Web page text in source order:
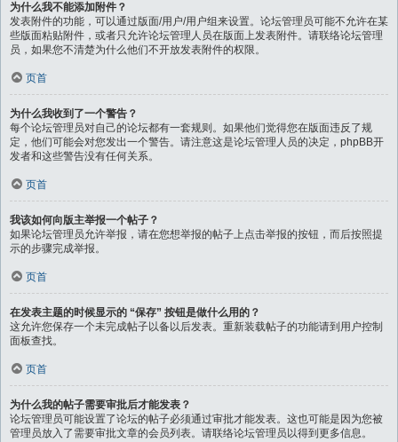
为什么我不能添加附件？
发表附件的功能，可以通过版面/用户/用户组来设置。论坛管理员可能不允许在某
些版面粘贴附件，或者只允许论坛管理人员在版面上发表附件。请联络论坛管理
员，如果您不清楚为什么他们不开放发表附件的权限。
页首
为什么我收到了一个警告？
每个论坛管理员对自己的论坛都有一套规则。如果他们觉得您在版面违反了规
定，他们可能会对您发出一个警告。请注意这是论坛管理人员的决定，phpBB开
发者和这些警告没有任何关系。
页首
我该如何向版主举报一个帖子？
如果论坛管理员允许举报，请在您想举报的帖子上点击举报的按钮，而后按照提
示的步骤完成举报。
页首
在发表主题的时候显示的 “保存” 按钮是做什么用的？
这允许您保存一个未完成帖子以备以后发表。重新装载帖子的功能请到用户控制
面板查找。
页首
为什么我的帖子需要审批后才能发表？
论坛管理员可能设置了论坛的帖子必须通过审批才能发表。这也可能是因为您被
管理员放入了需要审批文章的会员列表。请联络论坛管理员以得到更多信息。